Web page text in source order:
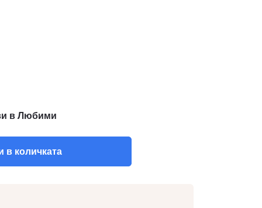
в Любими
в количката